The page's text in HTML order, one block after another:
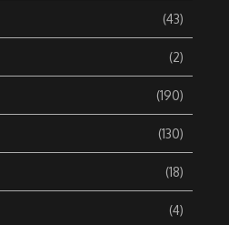
(43)
(2)
(190)
(130)
(18)
(4)